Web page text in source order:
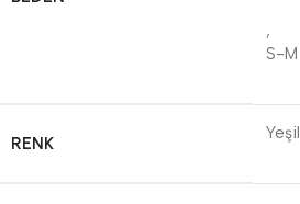
,
S-M
RENK Yeşil